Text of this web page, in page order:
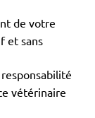
de votre
et sans
vétérinaire